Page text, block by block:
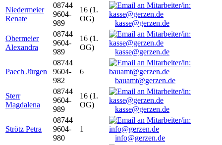
Niedermeier
Renate
08744
9604-
989
16 (1.
OG)
kasse@gerzen.de
Obermeier
Alexandra
08744
9604-
989
16 (1.
OG)
kasse@gerzen.de
Paech Jürgen
08744
9604-
982
6
bauamt@gerzen.de
Sterr
Magdalena
08744
9604-
989
16 (1.
OG)
kasse@gerzen.de
Strötz Petra
08744
9604-
980
1
info@gerzen.de